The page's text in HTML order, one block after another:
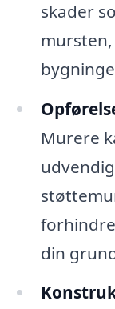
skader
Murere
din